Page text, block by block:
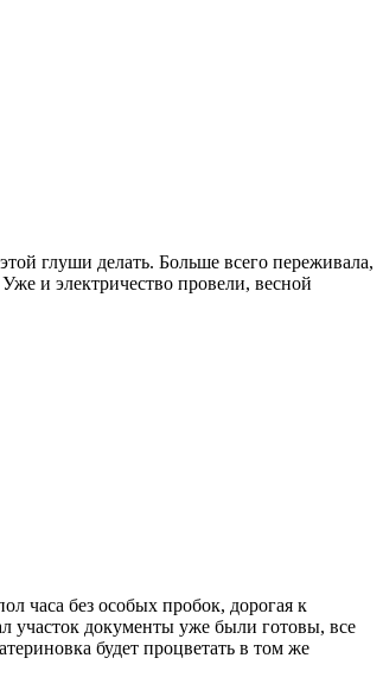
глуши делать. Больше всего переживала,
и электричество провели, весной
часа без особых пробок, дорогая к
участок документы уже были готовы, все
будет процветать в том же